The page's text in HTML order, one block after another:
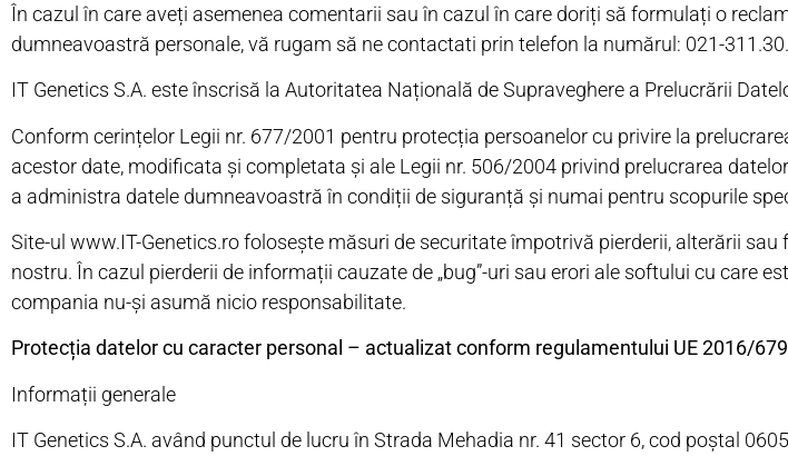
În cazul în care aveți asemenea comentarii sau în cazul în care doriți să formulați o
dumneavoastră personale, vă rugam să ne contactati prin telefon la numărul: 021-
IT Genetics S.A. este înscrisă la Autoritatea Națională de Supraveghere a Prelucrării
Conform cerințelor Legii nr. 677/2001 pentru protecția persoanelor cu privire la
acestor date, modificata și completata și ale Legii nr. 506/2004 privind prelucrarea
a administra datele dumneavoastră în condiții de siguranță și numai pentru scopurile
Site-ul www.IT-Genetics.ro folosește măsuri de securitate împotrivă pierderii, alterării
nostru. În cazul pierderii de informații cauzate de „bug”-uri sau erori ale softului cu care
compania nu-și asumă nicio responsabilitate.
Protecția datelor cu caracter personal – actualizat conform regulamentului UE 2016/679
Informații generale
IT Genetics S.A. având punctul de lucru în Strada Mehadia nr. 41 sector 6, cod poștal